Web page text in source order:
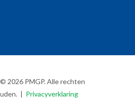
2026 PMGP. Alle rechten
| Privacyverklaring